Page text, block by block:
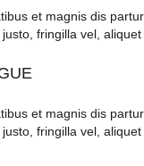
et magnis dis
fringilla vel,
et magnis dis
fringilla vel,